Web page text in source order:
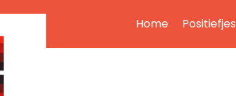
Home Positiefjes